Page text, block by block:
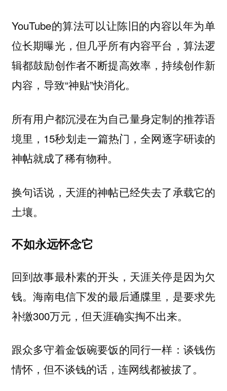
YouTube的算法可以让陈旧的内容以年为单
位长期曝光，但几乎所有内容平台，算法逻
辑都鼓励创作者不断提高效率，持续创作新
内容，导致“神贴”快消化。
所有用户都沉浸在为自己量身定制的推荐语
境里，15秒划走一篇热门，全网逐字研读的
神帖就成了稀有物种。
换句话说，天涯的神帖已经失去了承载它的
土壤。
不如永远怀念它
回到故事最朴素的开头，天涯关停是因为欠
钱。海南电信下发的最后通牒里，是要求先
补缴300万元，但天涯确实掏不出来。
跟众多守着金饭碗要饭的同行一样：谈钱伤
情怀，但不谈钱的话，连网线都被拔了。